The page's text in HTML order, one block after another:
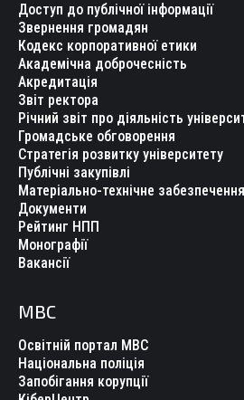
Доступ до публічної інформації
Звернення громадян
Кодекс корпоративної етики
Академічна доброчесність
Акредитація
Звіт ректора
Річний звіт про діяльність
Громадське обговорення
Стратегія розвитку університету
Публічні закупівлі
Матеріально-технічне забезпечення
Документи
Рейтинг НПП
Монографії
Вакансії
МВС
Освітній портал МВС
Національна поліція
Запобігання корупції